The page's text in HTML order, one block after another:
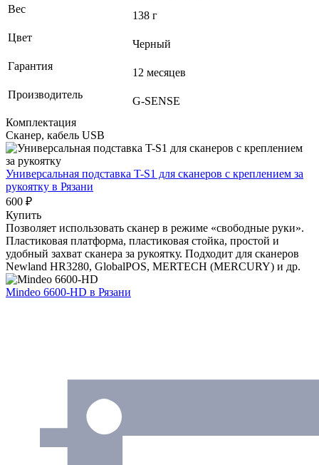
Вес
138 г
Цвет
Черный
Гарантия
12 месяцев
Производитель
G-SENSE
Комплектация
Сканер, кабель USB
Универсальная подставка T-S1 для сканеров с креплением за
рукоятку в Рязани
600 ₽
Купить
Позволяет использовать сканер в режиме «свободные руки».
Пластиковая платформа, пластиковая стойка, простой и
удобный захват сканера за рукоятку. Подходит для сканеров
Newland HR3280, GlobalPOS, MERTECH (MERCURY) и др.
Mindeo 6600-HD в Рязани